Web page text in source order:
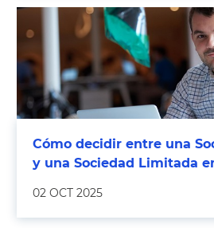
Cómo decidir entre una
y una Sociedad Limitada
02 OCT 2025